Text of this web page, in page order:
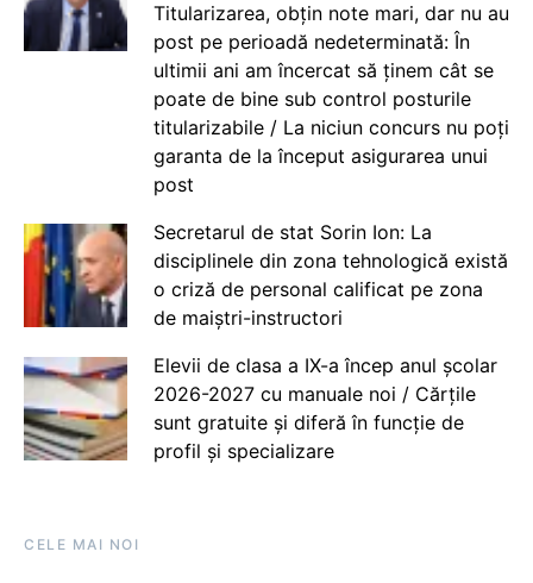
Titularizarea, obțin note mari, dar nu au
post pe perioadă nedeterminată: În
ultimii ani am încercat să ținem cât se
poate de bine sub control posturile
titularizabile / La niciun concurs nu poți
garanta de la început asigurarea unui
post
Secretarul de stat Sorin Ion: La
disciplinele din zona tehnologică există
o criză de personal calificat pe zona
de maiștri-instructori
Elevii de clasa a IX-a încep anul școlar
2026-2027 cu manuale noi / Cărțile
sunt gratuite și diferă în funcție de
profil și specializare
CELE MAI NOI